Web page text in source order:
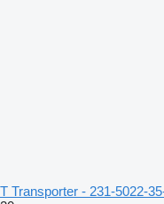
T Transporter -